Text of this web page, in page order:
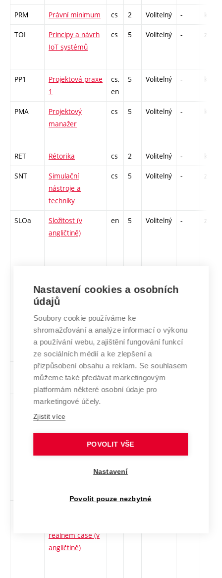
PRM Právní minimum cs 2 Volitelný - kl
TOI
Principy a návrh
IoT systémů
cs 5 Volitelný - zá,zk
PP1
Projektová praxe
1
cs,
en
5 Volitelný - kl
PMA
Projektový
manažer
cs 5 Volitelný - kl
RET Rétorika cs 2 Volitelný - kl
SNT
Simulační
nástroje a
techniky
cs 5 Volitelný - zá,zk
SLOa
Složitost (v
angličtině)
en 5 Volitelný - zk
Strojové učení a
rozpoznávání
cs 5 Volitelný -
Systems Biology en 5 Volitelný -
Systémy odolné
proti poruchám
reálném čase (v
angličtině)
Nastavení cookies a osobních
údajů
Soubory cookie používáme ke
shromažďování a analýze informací o výkonu
a používání webu, zajištění fungování funkcí
ze sociálních médií a ke zlepšení a
přizpůsobení obsahu a reklam. Se souhlasem
můžeme také předávat marketingovým
platformám některé osobní údaje pro
marketingové účely.
Zjistit více
POVOLIT VŠE
Nastavení
Povolit pouze nezbytné